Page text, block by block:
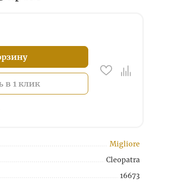
в 1 клик
Migliore
Cleopatra
16673